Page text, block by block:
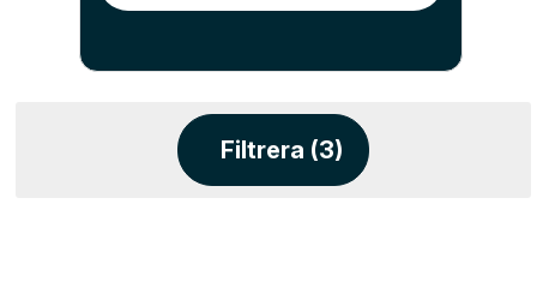
Filtrera (3)